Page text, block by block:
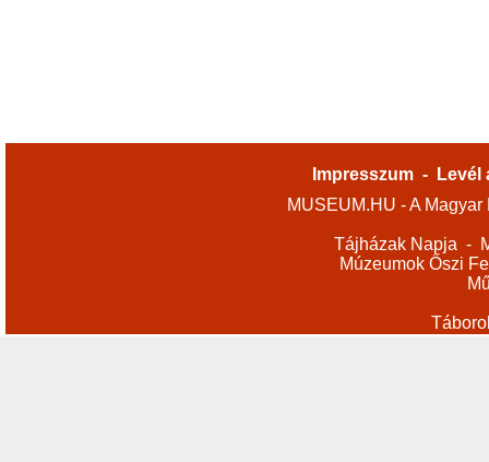
Impresszum -
Levél
MUSEUM.HU - A
Tájházak Napja -
Múzeumok Őszi